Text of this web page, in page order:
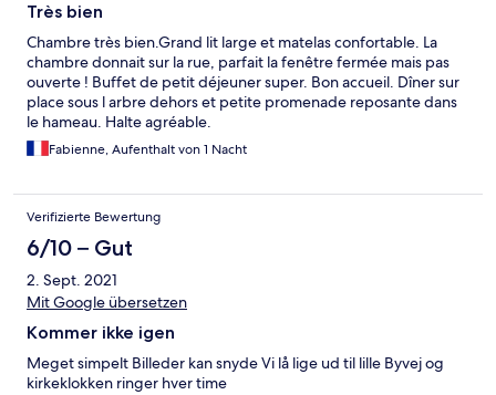
Très bien
Chambre très bien.Grand lit large et matelas confortable. La
chambre donnait sur la rue, parfait la fenêtre fermée mais pas
ouverte ! Buffet de petit déjeuner super. Bon accueil. Dîner sur
place sous l arbre dehors et petite promenade reposante dans
le hameau. Halte agréable.
Fabienne, Aufenthalt von 1 Nacht
Verifizierte Bewertung
6/10 – Gut
2. Sept. 2021
Mit Google übersetzen
Kommer ikke igen
Meget simpelt Billeder kan snyde Vi lå lige ud til lille Byvej og
kirkeklokken ringer hver time